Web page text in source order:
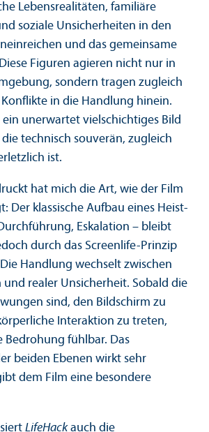
Lebens­realitäten, familiäre
soziale Unsicherheiten in den
und das gemeinsame
Figuren agieren nicht nur in
sondern tragen zugleich
in die Handlung hinein.
unerwartet vielschichtiges Bild
technisch souverän, zugleich
ist.
hat mich die Art, wie der Film
Der klassische Aufbau eines Heist-
Eskalation – bleibt
durch das Screenlife-Prinzip
Handlung wechselt zwischen
realer Unsicherheit. Sobald die
sind, den Bildschirm zu
Interaktion zu treten,
Bedrohung fühlbar. Das
beiden Ebenen wirkt sehr
dem Film eine besondere
LifeHackauch die